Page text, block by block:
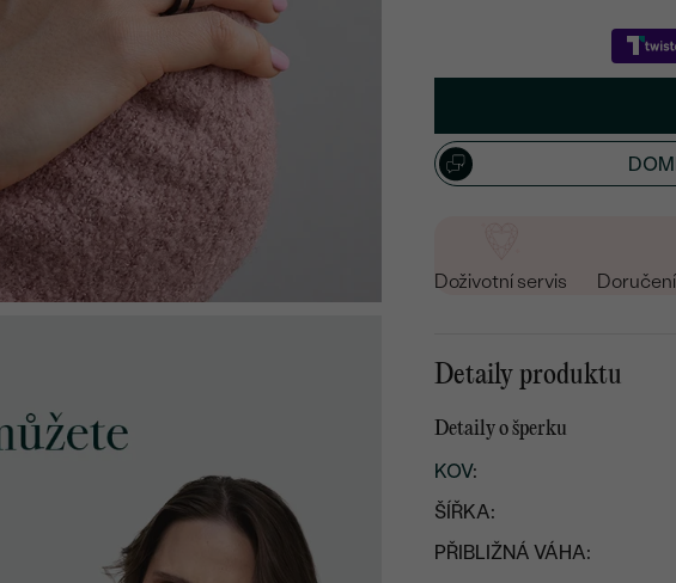
Doživotní servis
Detaily produktu
Detaily o šperku
KOV:
ŠÍŘKA:
PŘIBLIŽNÁ VÁHA: